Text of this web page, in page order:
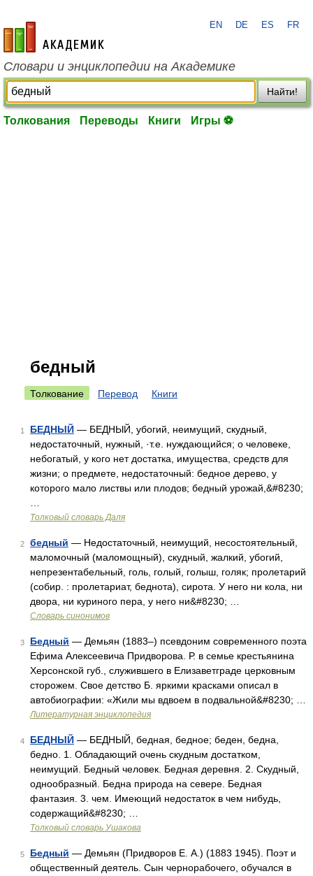
academic.ru
EN DE ES FR
Словари и энциклопедии на Академике
Найти!
Толкования Переводы Книги Игры ⚽
бедный
Толкование Перевод Книги
1 БЕДНЫЙ — БЕДНЫЙ, убогий, неимущий, скудный,
недостаточный, нужный, ·т.е. нуждающийся; о человеке,
небогатый, у кого нет достатка, имущества, средств для
жизни; о предмете, недостаточный: бедное дерево, у
которого мало листвы или плодов; бедный урожай,&#8230;
Толковый словарь Даля
2 бедный — Недостаточный, неимущий, несостоятельный,
маломочный (маломощный), скудный, жалкий, убогий,
непрезентабельный, голь, голый, голыш, голяк; пролетарий
(собир. : пролетариат, беднота), сирота. У него ни кола, ни
двора, ни куриного пера, у него ни&#8230; …
Словарь синонимов
3 Бедный — Демьян (1883–) псевдоним современного поэта
Ефима Алексеевича Придворова. Р. в семье крестьянина
Херсонской губ., служившего в Елизаветграде церковным
сторожем. Свое детство Б. яркими красками описал в
автобиографии: «Жили мы вдвоем в подвальной&#8230; …
Литературная энциклопедия
4 БЕДНЫЙ — БЕДНЫЙ, бедная, бедное; беден, бедна,
бедно. 1. Обладающий очень скудным достатком,
неимущий. Бедный человек. Бедная деревня. 2. Скудный,
однообразный. Бедна природа на севере. Бедная
фантазия. 3. чем. Имеющий недостаток в чем нибудь,
содержащий&#8230; …
Толковый словарь Ушакова
5 Бедный — Демьян (Придворов Е. А.) (1883 1945). Поэт и
общественный деятель. Сын чернорабочего, обучался в